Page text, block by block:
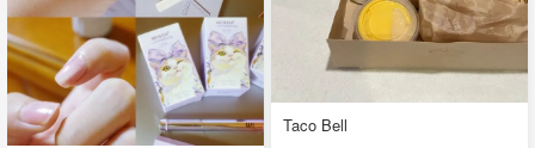
Taco Bell